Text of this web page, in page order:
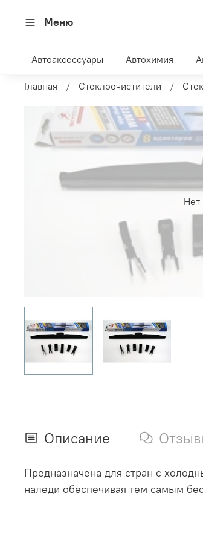
Меню
Автоаксессуары Автохимия
Главная Стеклоочистители
Нет
Описание
Предназначена для стран с
наледи обеспечивая тем самым